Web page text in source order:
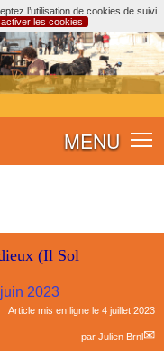
l’utilisation de cookies de suivi
les cookies
MENU
(Il Sol
2023
Article mis en ligne le 4 juillet 2023
par Julien Brnl